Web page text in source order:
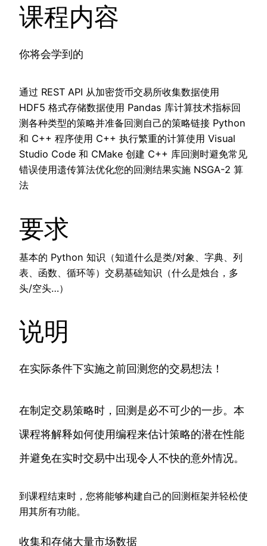
课程内容
你将会学到的
通过 REST API 从加密货币交易所收集数据使用
HDF5 格式存储数据使用 Pandas 库计算技术指标回
测各种类型的策略并准备回测自己的策略链接 Python
和 C++ 程序使用 C++ 执行繁重的计算使用 Visual
Studio Code 和 CMake 创建 C++ 库回测时避免常见
错误使用遗传算法优化您的回测结果实施 NSGA-2 算
法
要求
基本的 Python 知识（知道什么是类/对象、字典、列
表、函数、循环等）交易基础知识（什么是烛台，多
头/空头…）
说明
在实际条件下实施之前回测您的交易想法！
在制定交易策略时，回测是必不可少的一步。本
课程将解释如何使用编程来估计策略的潜在性能
并避免在实时交易中出现令人不快的意外情况。
到课程结束时，您将能够构建自己的回测框架并轻松使
用其所有功能。
收集和存储大量市场数据